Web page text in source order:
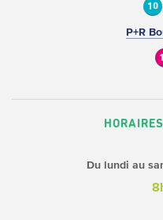
10
P+R
Du lundi au